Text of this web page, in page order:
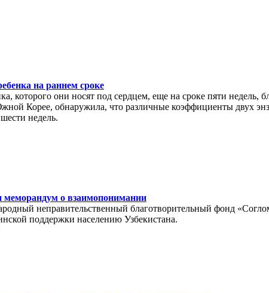
на раннем сроке
которого они носят под сердцем, еще на сроке пяти недель,
Корее, обнаружила, что различные коэффициенты двух
недель.
меморандум о взаимопонимании
неправительственный благотворительный фонд
поддержки населению Узбекистана.